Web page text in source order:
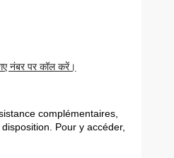
नंबर पर कॉल करें।
complémentaires,
Pour y accéder,